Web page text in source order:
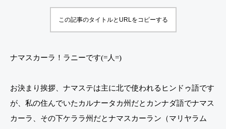
介
子に
この記事のタイトルとURLをコピーする
ナマスカーラ！ラニーです(=人=)
お決まり挨拶、ナマステは主に北で使われるヒンドゥ語です
が、私の住んでいたカルナータカ州だとカンナダ語でナマス
カーラ、その下ケララ州だとナマスカーラン（マリヤラム